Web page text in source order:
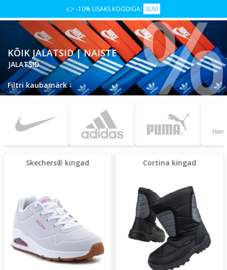
👉 -10% LISAKS KOODIGA: SUVI
Filtri kaubamärk↓
KÕIK JALATSID | NAISTE
JALATSID %
Skechers® kingad Cortina kingad